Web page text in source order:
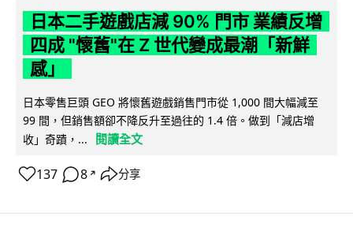
日本二手遊戲店減 90% 門市 業績反增
四成 "懷舊"在 Z 世代變成最潮「新鮮
感」
日本零售巨頭 GEO 將懷舊遊戲銷售門市從 1,000 間大幅減至
99 間，但銷售額卻不降反升至過往的 1.4 倍。做到「減店增
收」奇蹟，...
閱讀全文
137 8 ↗ 分享